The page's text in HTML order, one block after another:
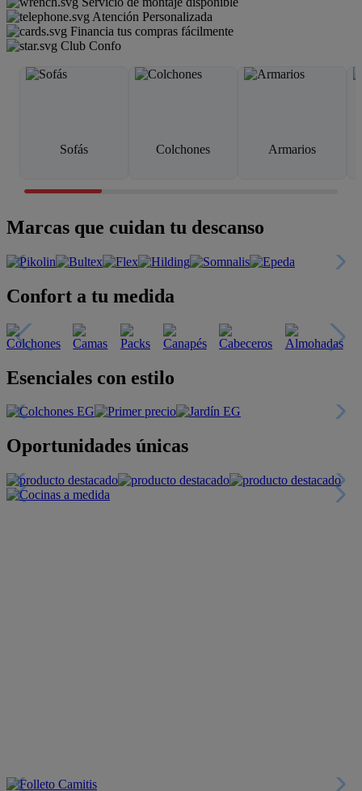
Atención Personalizada
Financia tus compras fácilmente
Club Confo
Sofás Colchones Armarios
Marcas que cuidan tu descanso
Confort a tu medida
Esenciales con estilo
Oportunidades únicas